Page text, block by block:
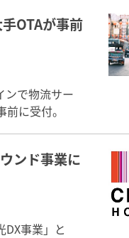
OTAが事前
ンで物流サー
に受付。
ンド事業に
事業」と